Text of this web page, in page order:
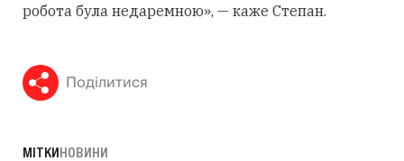
робота була недаремною», — каже Степан.
Поділитися
МІТКИНОВИНИ